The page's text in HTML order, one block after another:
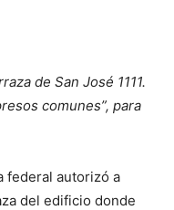
de San José 1111.
comunes”, para
federal autorizó a
del edificio donde